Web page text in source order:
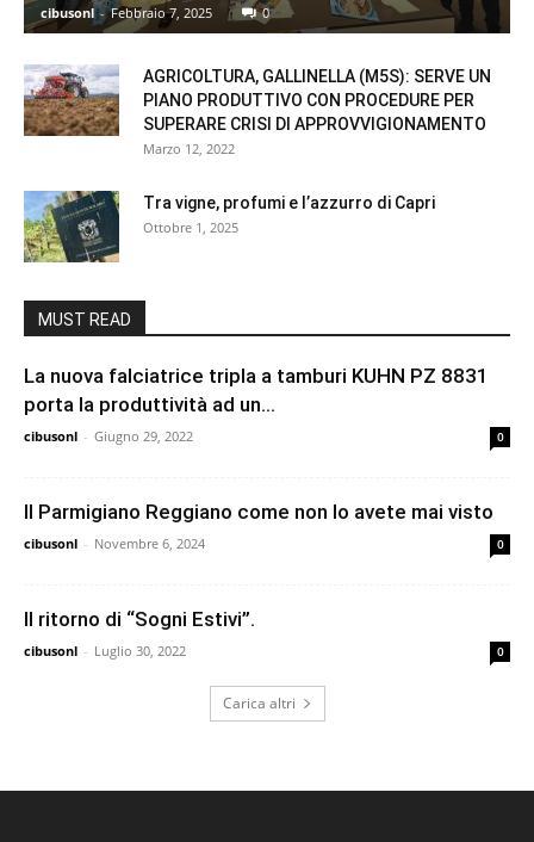
cibusonl - Febbraio 7, 2025 0
AGRICOLTURA, GALLINELLA (M5S): SERVE UN
PIANO PRODUTTIVO CON PROCEDURE PER
SUPERARE CRISI DI APPROVVIGIONAMENTO
Marzo 12, 2022
Tra vigne, profumi e l’azzurro di Capri
Ottobre 1, 2025
MUST READ
La nuova falciatrice tripla a tamburi KUHN PZ 8831
porta la produttività ad un...
cibusonl - Giugno 29, 2022 0
Il Parmigiano Reggiano come non lo avete mai visto
cibusonl - Novembre 6, 2024 0
Il ritorno di “Sogni Estivi”.
cibusonl - Luglio 30, 2022 0
Carica altri